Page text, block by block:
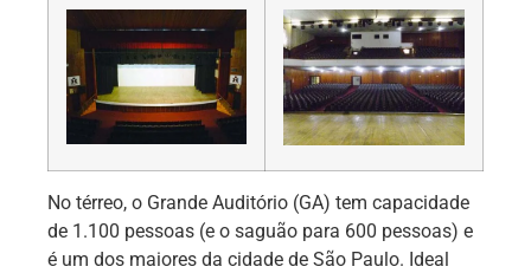
No térreo, o Grande Auditório (GA) tem capacidade
de 1.100 pessoas (e o saguão para 600 pessoas) e
é um dos maiores da cidade de São Paulo. Ideal